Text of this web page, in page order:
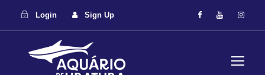
Login Sign Up